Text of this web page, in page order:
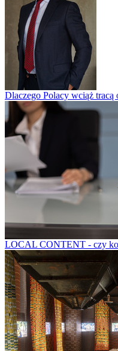
Dlaczego Polacy wciąż tracą
LOCAL CONTENT - czy